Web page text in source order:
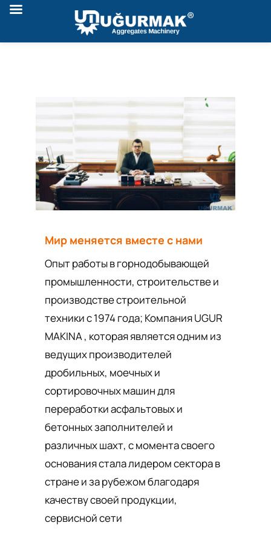
Мир меняется вместе с нами
Опыт работы в горнодобывающей
промышленности, строительстве и
производстве строительной
техники с 1974 года; Компания UGUR
MAKINA , которая является одним из
ведущих производителей
дробильных, моечных и
сортировочных машин для
переработки асфальтовых и
бетонных заполнителей и
различных шахт, с момента своего
основания стала лидером сектора в
стране и за рубежом благодаря
качеству своей продукции,
сервисной сети